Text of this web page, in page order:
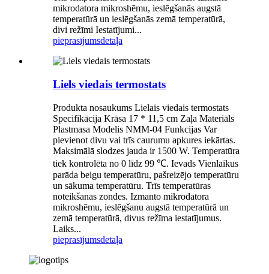
mikrodatora mikroshēmu, ieslēgšanās augstā
temperatūrā un ieslēgšanās zemā temperatūrā,
divi režīmi Iestatījumi...
pieprasījumsdetaļa
Liels viedais termostats
Produkta nosaukums Lielais viedais termostats
Specifikācija Krāsa 17 * 11,5 cm Zaļa Materiāls
Plastmasa Modelis NMM-04 Funkcijas Var
pievienot divu vai trīs caurumu apkures iekārtas.
Maksimālā slodzes jauda ir 1500 W. Temperatūra
tiek kontrolēta no 0 līdz 99 ℃. Ievads Vienlaikus
parāda beigu temperatūru, pašreizējo temperatūru
un sākuma temperatūru. Trīs temperatūras
noteikšanas zondes. Izmanto mikrodatora
mikroshēmu, ieslēgšanu augstā temperatūrā un
zemā temperatūrā, divus režīma iestatījumus.
Laiks...
pieprasījumsdetaļa